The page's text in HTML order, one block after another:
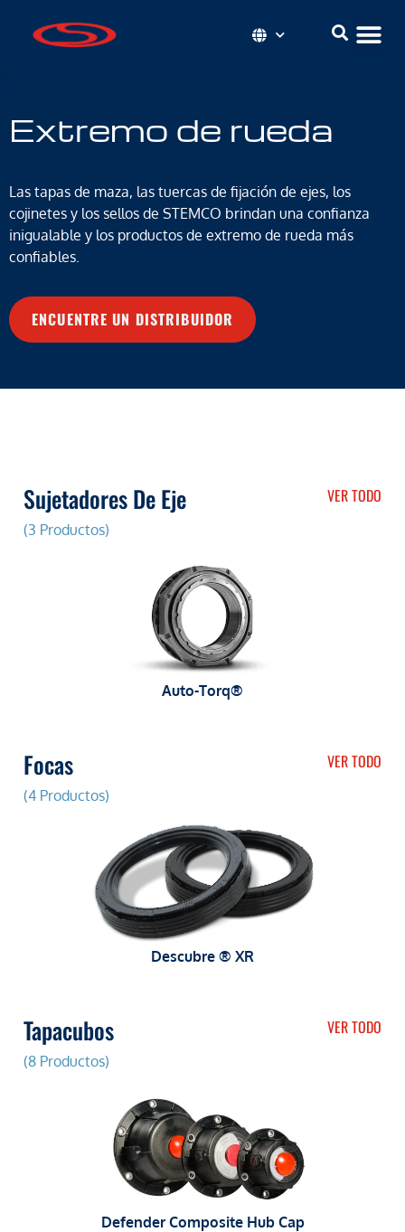
Extremo de rueda
Las tapas de maza, las tuercas de fijación de ejes, los
cojinetes y los sellos de STEMCO brindan una confianza
inigualable y los productos de extremo de rueda más
confiables.
ENCUENTRE UN DISTRIBUIDOR
Sujetadores De Eje
(3 Productos)
VER TODO
Auto-Torq®
Focas
(4 Productos)
VER TODO
Descubre ® XR
Tapacubos
(8 Productos)
VER TODO
Defender Composite Hub Cap